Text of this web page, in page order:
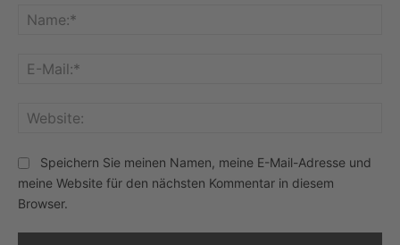
Speichern Sie meinen Namen, meine E-Mail-Adresse und
meine Website für den nächsten Kommentar in diesem
Browser.